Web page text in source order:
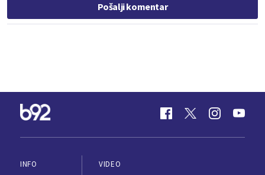
Pošalji komentar
INFO
VIDEO